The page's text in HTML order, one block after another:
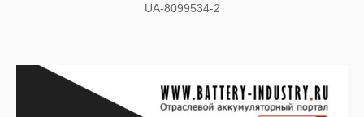
UA-8099534-2